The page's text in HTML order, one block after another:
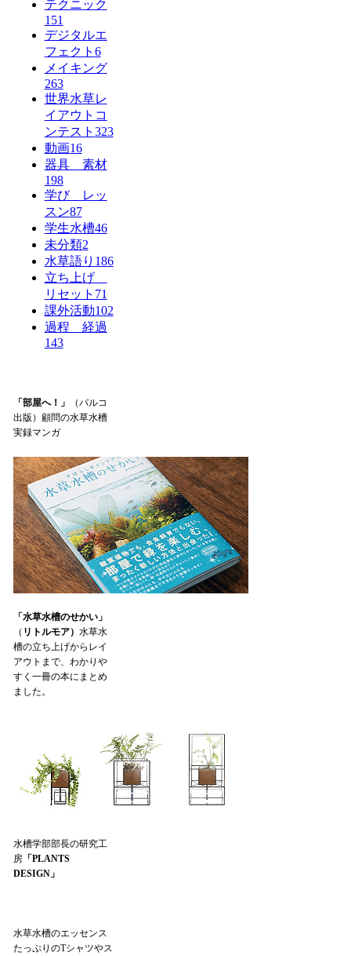
テクニック
151
デジタルエ
フェクト 6
メイキング
263
世界水草レ
イアウトコ
ンテスト 323
動画16
器具 素材
198
学び レッ
スン87
学生水槽46
未分類2
水草語り 186
立ち上げ
リセット 71
課外活動102
過程 経過
143
「部屋へ！」
（パルコ
出版）顧問の水草水槽
実録マンガ
「水草水槽のせかい」
（ リトルモア） 水草水
槽の立ち上げからレイ
アウトまで、わかりや
すく一冊の本にまとめ
ました。
水槽学部部長の研究工
房「PLANTS
DESIGN」
水草水槽のエッセンス
たっぷりのTシャツやス